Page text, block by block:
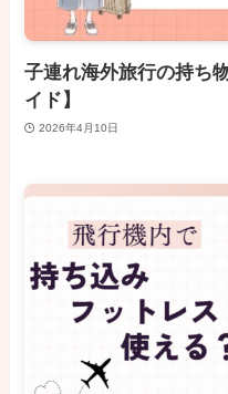
子連れ海外旅行の持ち
イド】
2026年4月10日